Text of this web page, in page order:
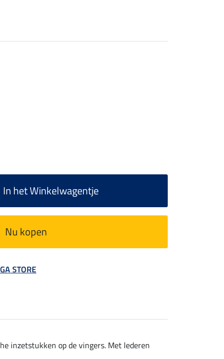
In het Winkelwagentje
Nu kopen
STORE
inzetstukken op de vingers. Met lederen